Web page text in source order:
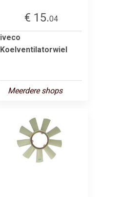
€ 15.04
iveco
Koelventilatorwiel
Meerdere shops